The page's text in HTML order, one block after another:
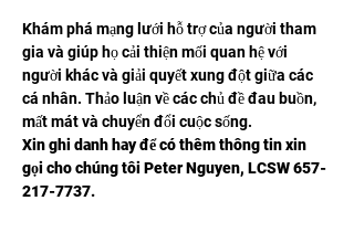
Khám phá mạng lưới hỗ trợ của người tham
gia và giúp họ cải thiện mối quan hệ với
người khác và giải quyết xung đột giữa các
cá nhân. Thảo luận về các chủ đề đau buồn,
mất mát và chuyển đổi cuộc sống.
Xin ghi danh hay để có thêm thông tin xin
gọi cho chúng tôi Peter Nguyen, LCSW 657-
217-7737.